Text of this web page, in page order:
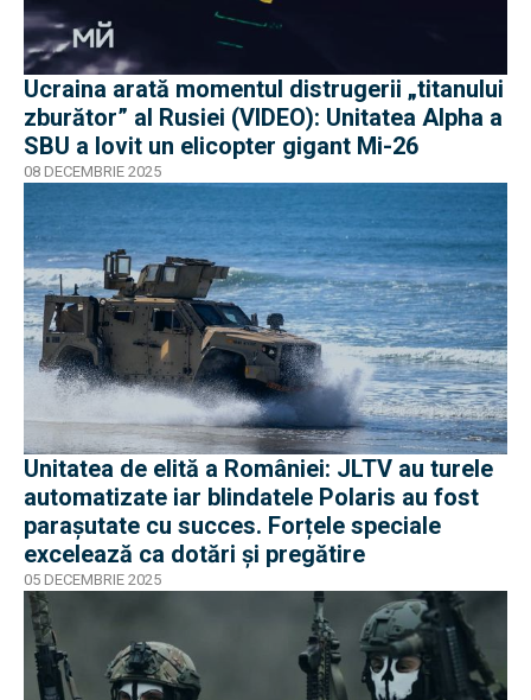
Ucraina arată momentul distrugerii „titanului
zburător” al Rusiei (VIDEO): Unitatea Alpha a
SBU a lovit un elicopter gigant Mi-26
08 DECEMBRIE 2025
Unitatea de elită a României: JLTV au turele
automatizate iar blindatele Polaris au fost
parașutate cu succes. Forțele speciale
excelează ca dotări și pregătire
05 DECEMBRIE 2025